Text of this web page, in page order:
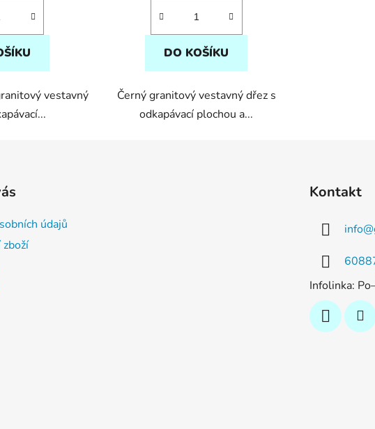
hvězdiček.
vestavný
z
5
hvězdiček.
DO KOŠÍKU
Černý granitový vestavný dřez s
odkapávací plochou a...
údajů
zboží
Kontakt
info@
Infolinka: